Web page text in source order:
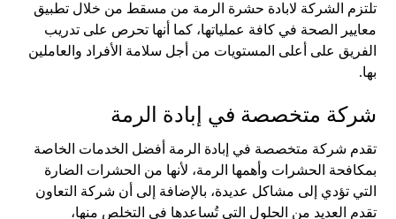
تلتزم الشركة لابادة حشرة الرمة من مسقط من خلال تطبيق
معايير الصحة في كافة عملياتها، كما أنها تحرص على تدريب
الفريق على أعلى المستويات من أجل سلامة الأفراد والعاملين
بها.
شركة متخصصة في إبادة الرمة
تقدم شركة متخصصة في إبادة الرمة أفضل الخدمات الخاصة
بمكافحة الحشرات وأهمها الرمة، لأنها من الحشرات الضارة
التي تؤدي إلى مشاكل عديدة، بالإضافة إلى أن شركة التعاون
تقدم العديد من الحلول التي تُساعدها في التخلص منها،